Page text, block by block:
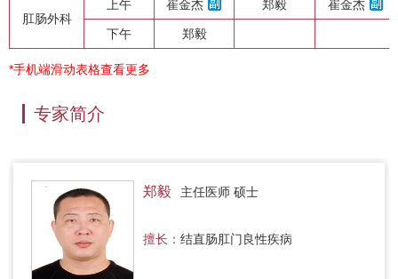
肛肠外科
上午 崔金杰 郑毅 崔金杰
下午 郑毅
*手机端滑动表格查看更多
专家简介
郑毅 主任医师 硕士
擅长： 结直肠肛门良性疾病